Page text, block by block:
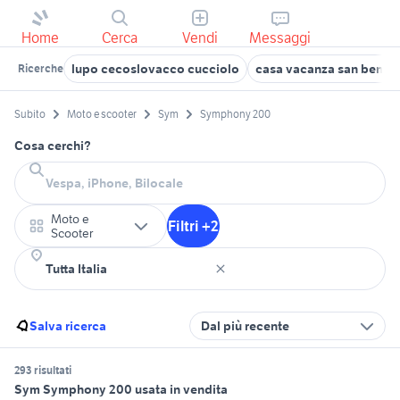
Home Cerca Vendi Messaggi
Ricerche lupo cecoslovacco cucciolo casa vacanza san
Subito Moto e scooter Sym Symphony 200
Cosa cerchi?
Moto e
Scooter
Filtri +2
Salva ricerca Dal più recente
293 risultati
Sym Symphony 200 usata in vendita